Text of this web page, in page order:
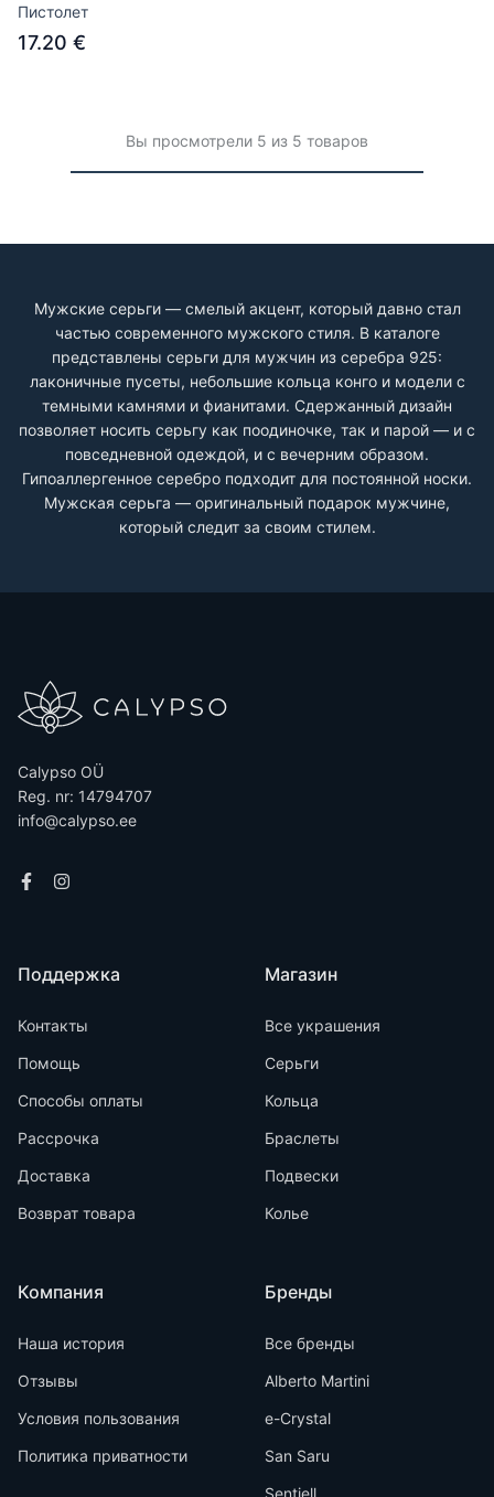
Мужские серьги — смелый акцент, который давно стал
частью современного мужского стиля. В каталоге
представлены серьги для мужчин из серебра 925:
лаконичные пусеты, небольшие кольца конго и модели с
темными камнями и фианитами. Сдержанный дизайн
позволяет носить серьгу как поодиночке, так и парой — и с
повседневной одеждой, и с вечерним образом.
Гипоаллергенное серебро подходит для постоянной носки.
Мужская серьга — оригинальный подарок мужчине,
который следит за своим стилем.
Пистолет
17.20 €
Вы просмотрели 5 из 5 товаров
Calypso OÜ
Reg. nr: 14794707
info@calypso.ee
Поддержка
Контакты
Помощь
Способы оплаты
Рассрочка
Доставка
Возврат товара
Компания
Наша история
Отзывы
Условия пользования
Политика приватности
Магазин
Все украшения
Серьги
Кольца
Браслеты
Подвески
Колье
Бренды
Все бренды
Alberto Martini
e-Crystal
San Saru
Sentiell